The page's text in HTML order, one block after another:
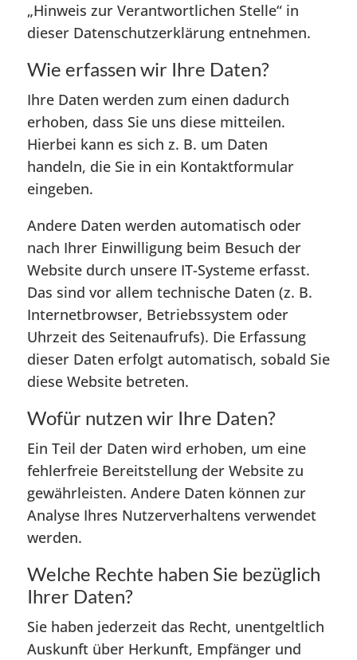
„Hinweis zur Verantwortlichen Stelle“ in
dieser Datenschutzerklärung entnehmen.
Wie erfassen wir Ihre Daten?
Ihre Daten werden zum einen dadurch
erhoben, dass Sie uns diese mitteilen.
Hierbei kann es sich z. B. um Daten
handeln, die Sie in ein Kontaktformular
eingeben.
Andere Daten werden automatisch oder
nach Ihrer Einwilligung beim Besuch der
Website durch unsere IT-Systeme erfasst.
Das sind vor allem technische Daten (z. B.
Internetbrowser, Betriebssystem oder
Uhrzeit des Seitenaufrufs). Die Erfassung
dieser Daten erfolgt automatisch, sobald Sie
diese Website betreten.
Wofür nutzen wir Ihre Daten?
Ein Teil der Daten wird erhoben, um eine
fehlerfreie Bereitstellung der Website zu
gewährleisten. Andere Daten können zur
Analyse Ihres Nutzerverhaltens verwendet
werden.
Welche Rechte haben Sie bezüglich
Ihrer Daten?
Sie haben jederzeit das Recht, unentgeltlich
Auskunft über Herkunft, Empfänger und